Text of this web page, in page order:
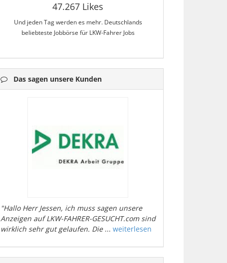
47.267 Likes
Und jeden Tag werden es mehr. Deutschlands
beliebteste Jobbörse für LKW-Fahrer Jobs
Das sagen unsere Kunden
"Hallo Herr Jessen, ich muss sagen unsere
Anzeigen auf LKW-FAHRER-GESUCHT.com sind
wirklich sehr gut gelaufen. Die... weiterlesen